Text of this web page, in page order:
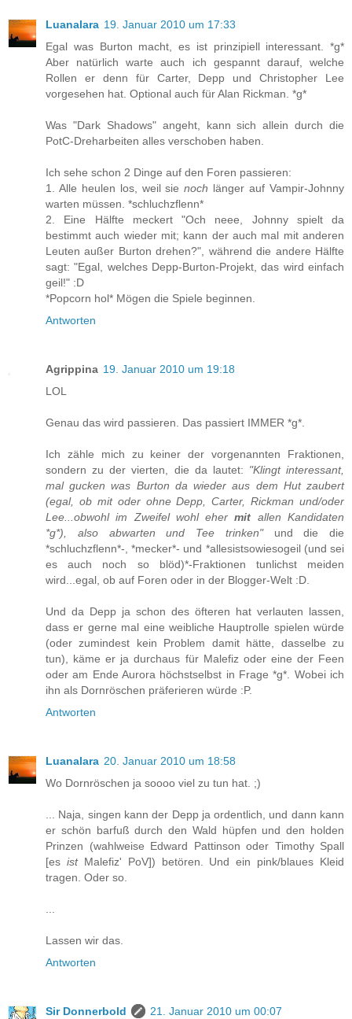
Luanalara 19. Januar 2010 um 17:33
Egal was Burton macht, es ist prinzipiell interessant. *g*
Aber natürlich warte auch ich gespannt darauf, welche
Rollen er denn für Carter, Depp und Christopher Lee
vorgesehen hat. Optional auch für Alan Rickman. *g*
Was "Dark Shadows" angeht, kann sich allein durch die
PotC-Dreharbeiten alles verschoben haben.
Ich sehe schon 2 Dinge auf den Foren passieren:
1. Alle heulen los, weil sienoch länger auf Vampir-Johnny
warten müssen. *schluchzflenn*
2. Eine Hälfte meckert "Och neee, Johnny spielt da
bestimmt auch wieder mit; kann der auch mal mit anderen
Leuten außer Burton drehen?", während die andere Hälfte
sagt: "Egal, welches Depp-Burton-Projekt, das wird einfach
geil!" :D
*Popcorn hol* Mögen die Spiele beginnen.
Antworten
Agrippina 19. Januar 2010 um 19:18
LOL
Genau das wird passieren. Das passiert IMMER *g*.
Ich zähle mich zu keiner der vorgenannten Fraktionen,
sondern zu der vierten, die da lautet: "Klingt interessant,
mal gucken was Burton da wieder aus dem Hut zaubert
(egal, ob mit oder ohne Depp, Carter, Rickman und/oder
Lee...obwohl im Zweifel wohl ehermit allen Kandidaten
*g*), also abwarten und Tee trinken" und die die
*schluchzflenn*-, *mecker*- und *allesistsowiesogeil (und sei
es auch noch so blöd)*-Fraktionen tunlichst meiden
wird...egal, ob auf Foren oder in der Blogger-Welt :D.
Und da Depp ja schon des öfteren hat verlauten lassen,
dass er gerne mal eine weibliche Hauptrolle spielen würde
(oder zumindest kein Problem damit hätte, dasselbe zu
tun), käme er ja durchaus für Malefiz oder eine der Feen
oder am Ende Aurora höchstselbst in Frage *g*. Wobei ich
ihn als Dornröschen präferieren würde :P.
Antworten
Luanalara 20. Januar 2010 um 18:58
Wo Dornröschen ja soooo viel zu tun hat. ;)
... Naja, singen kann der Depp ja ordentlich, und dann kann
er schön barfuß durch den Wald hüpfen und den holden
Prinzen (wahlweise Edward Pattinson oder Timothy Spall
[es istMalefiz' PoV]) betören. Und ein pink/blaues Kleid
tragen. Oder so.
...
Lassen wir das.
Antworten
Sir Donnerbold
21. Januar 2010 um 00:07